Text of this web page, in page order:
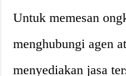
Untuk memesan
menghubungi agen
menyediakan jasa